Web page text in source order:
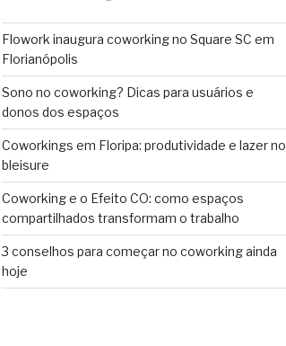
Flowork inaugura coworking no Square SC em
Florianópolis
Sono no coworking? Dicas para usuários e
donos dos espaços
Coworkings em Floripa: produtividade e lazer no
bleisure
Coworking e o Efeito CO: como espaços
compartilhados transformam o trabalho
3 conselhos para começar no coworking ainda
hoje